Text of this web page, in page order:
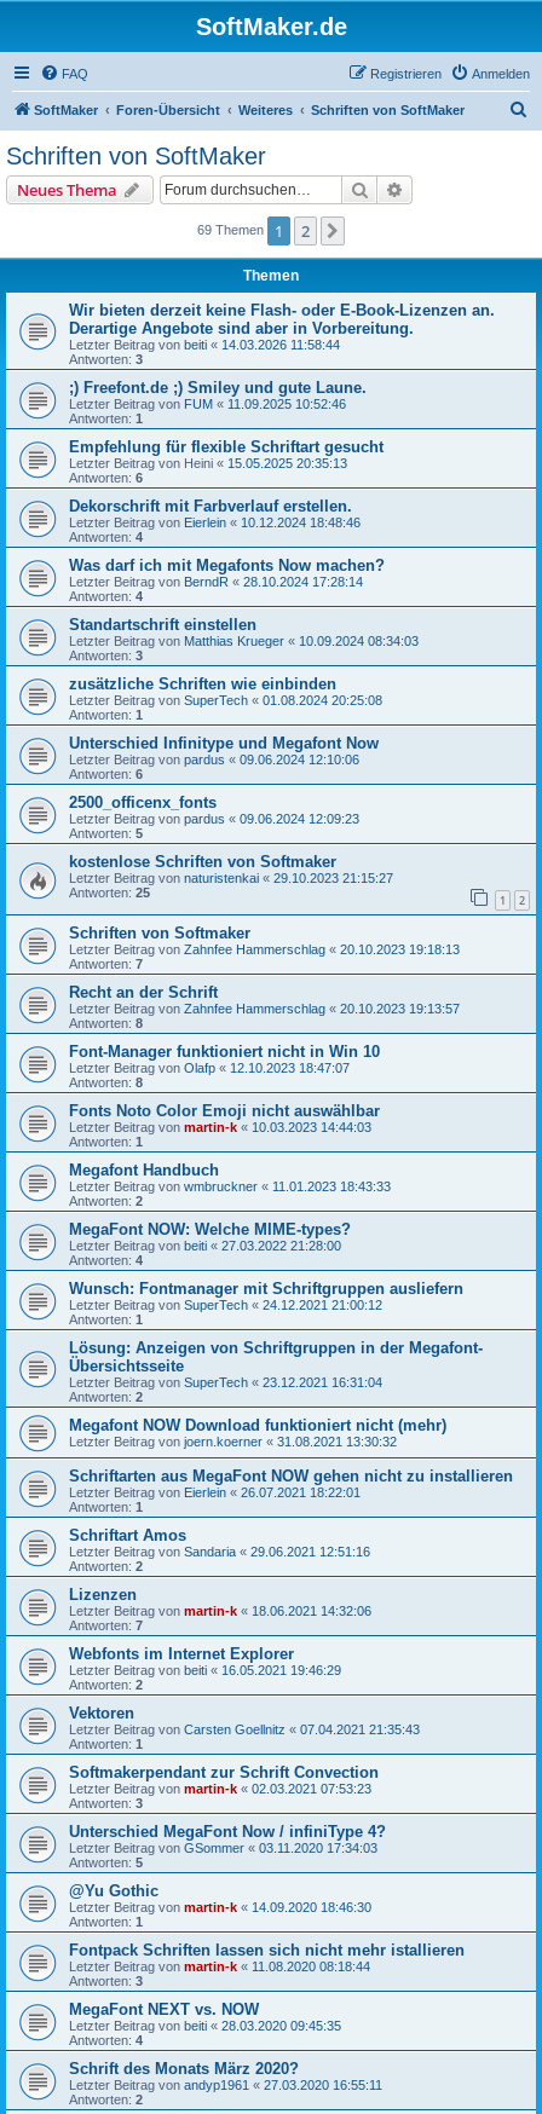
SoftMaker.de
FAQ Anmelden
Registrieren
SoftMaker Foren-Übersicht Weiteres Schriften von SoftMaker
Schriften von SoftMaker
Neues Thema Suche
69 Themen 1 2
Themen
Wir bieten derzeit keine Flash- oder E-Book-Lizenzen an.
Derartige Angebote sind aber in Vorbereitung.
Letzter Beitrag von beiti « 14.03.2026 11:58:44
Antworten: 3
;) Freefont.de ;) Smiley und gute Laune.
Letzter Beitrag von FUM « 11.09.2025 10:52:46
Antworten: 1
Empfehlung für flexible Schriftart gesucht
Letzter Beitrag von Heini « 15.05.2025 20:35:13
Antworten: 6
Dekorschrift mit Farbverlauf erstellen.
Letzter Beitrag von Eierlein « 10.12.2024 18:48:46
Antworten: 4
Was darf ich mit Megafonts Now machen?
Letzter Beitrag von BerndR « 28.10.2024 17:28:14
Antworten: 4
Standartschrift einstellen
Letzter Beitrag von Matthias Krueger « 10.09.2024 08:34:03
Antworten: 3
zusätzliche Schriften wie einbinden
Letzter Beitrag von SuperTech « 01.08.2024 20:25:08
Antworten: 1
Unterschied Infinitype und Megafont Now
Letzter Beitrag von pardus « 09.06.2024 12:10:06
Antworten: 6
2500_officenx_fonts
Letzter Beitrag von pardus « 09.06.2024 12:09:23
Antworten: 5
kostenlose Schriften von Softmaker
Letzter Beitrag von naturistenkai « 29.10.2023 21:15:27
Antworten: 25 1 2
Schriften von Softmaker
Letzter Beitrag von Zahnfee Hammerschlag « 20.10.2023 19:18:13
Antworten: 7
Recht an der Schrift
Letzter Beitrag von Zahnfee Hammerschlag « 20.10.2023 19:13:57
Antworten: 8
Font-Manager funktioniert nicht in Win 10
Letzter Beitrag von Olafp « 12.10.2023 18:47:07
Antworten: 8
Fonts Noto Color Emoji nicht auswählbar
Letzter Beitrag von martin-k « 10.03.2023 14:44:03
Antworten: 1
Megafont Handbuch
Letzter Beitrag von wmbruckner « 11.01.2023 18:43:33
Antworten: 2
MegaFont NOW: Welche MIME-types?
Letzter Beitrag von beiti « 27.03.2022 21:28:00
Antworten: 4
Wunsch: Fontmanager mit Schriftgruppen ausliefern
Letzter Beitrag von SuperTech « 24.12.2021 21:00:12
Antworten: 1
Lösung: Anzeigen von Schriftgruppen in der Megafont-
Übersichtsseite
Letzter Beitrag von SuperTech « 23.12.2021 16:31:04
Antworten: 2
Megafont NOW Download funktioniert nicht (mehr)
Letzter Beitrag von joern.koerner « 31.08.2021 13:30:32
Schriftarten aus MegaFont NOW gehen nicht zu installieren
Letzter Beitrag von Eierlein « 26.07.2021 18:22:01
Antworten: 1
Schriftart Amos
Letzter Beitrag von Sandaria « 29.06.2021 12:51:16
Antworten: 2
Lizenzen
Letzter Beitrag von martin-k « 18.06.2021 14:32:06
Antworten: 7
Webfonts im Internet Explorer
Letzter Beitrag von beiti « 16.05.2021 19:46:29
Antworten: 2
Vektoren
Letzter Beitrag von Carsten Goellnitz « 07.04.2021 21:35:43
Antworten: 1
Softmakerpendant zur Schrift Convection
Letzter Beitrag von martin-k « 02.03.2021 07:53:23
Antworten: 3
Unterschied MegaFont Now / infiniType 4?
Letzter Beitrag von GSommer « 03.11.2020 17:34:03
Antworten: 5
@Yu Gothic
Letzter Beitrag von martin-k « 14.09.2020 18:46:30
Antworten: 1
Fontpack Schriften lassen sich nicht mehr istallieren
Letzter Beitrag von martin-k « 11.08.2020 08:18:44
Antworten: 3
MegaFont NEXT vs. NOW
Letzter Beitrag von beiti « 28.03.2020 09:45:35
Antworten: 4
Schrift des Monats März 2020?
Letzter Beitrag von andyp1961 « 27.03.2020 16:55:11
Antworten: 2